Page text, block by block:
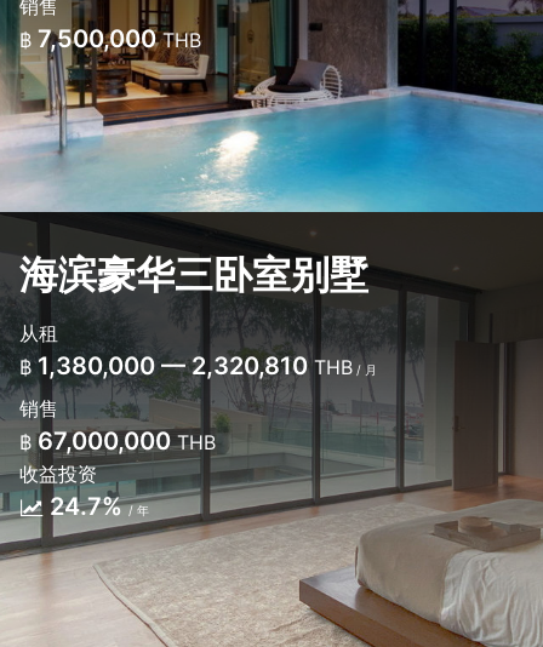
销售
฿ 7,500,000THB
海滨豪华三卧室别墅
从租
฿ 1,380,000 — 2,320,810 THB / 月
销售
฿ 67,000,000THB
收益投资
24.7%/ 年